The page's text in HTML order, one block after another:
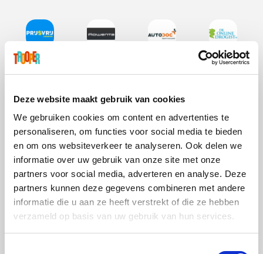
Deze website maakt gebruik van cookies
We gebruiken cookies om content en advertenties te
personaliseren, om functies voor social media te bieden
en om ons websiteverkeer te analyseren. Ook delen we
informatie over uw gebruik van onze site met onze
partners voor social media, adverteren en analyse. Deze
partners kunnen deze gegevens combineren met andere
informatie die u aan ze heeft verstrekt of die ze hebben
verzameld op basis van uw gebruik van hun services.
Prijsvrij De Online Drogist
Vidaxl Lampenlicht.be Adidas Hotels.com
DectDirect